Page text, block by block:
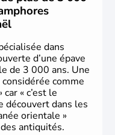
dans
d’une épave
de 3 000 ans. Une
comme
« c’est le
découvert dans les
orientale »
antiquités.